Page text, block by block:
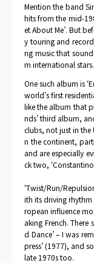
Mention the band
hits from the mid-
et About Me’. But
y touring and
ng music that
m international stars.
One such album is
world’s first
like the album that
nds’ third album,
clubs, not just in the
n the continent,
and are especially
ck two,
‘Twist/Run/
ith its driving
ropean influence
aking French. There
d Dance’ – I was
press’ (1977), and
late 1970s too.